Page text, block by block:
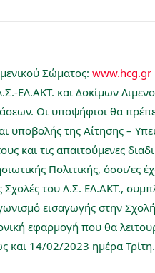
Σώματος: www.hcg.gr
ΕΛ.ΑΚΤ. και Δοκίμων
Οι υποψήφιοι θα
υποβολής της Αίτησης –
και τις απαιτούμενες
Πολιτικής, όσοι/ες
Σχολές του Λ.Σ. ΕΛ.ΑΚΤ.,
εισαγωγής στην
εφαρμογή που θα
και 14/02/2023 ημέρα